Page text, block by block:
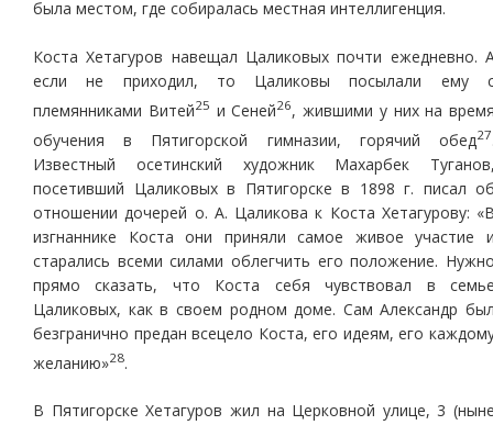
была местом, где собиралась местная интеллигенция.
Коста Хетагуров навещал Цаликовых почти ежедневно.
если не приходил, то Цаликовы посылали ему
племянниками Витей25 и Сеней26, жившими у них на
обучения в Пятигорской гимназии, горячий обед27
Известный осетинский художник Махарбек
посетивший Цаликовых в Пятигорске в 1898 г. писал
отношении дочерей о. А. Цаликова к Коста Хетагурову:
изгнаннике Коста они приняли самое живое участие
старались всеми силами облегчить его положение.
прямо сказать, что Коста себя чувствовал в
Цаликовых, как в своем родном доме. Сам Александр
безгранично предан всецело Коста, его идеям, его
желанию»28.
В Пятигорске Хетагуров жил на Церковной улице, 3